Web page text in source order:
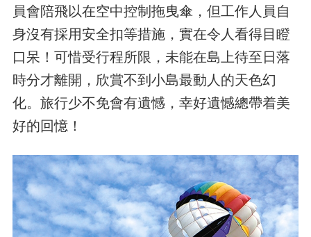
員會陪飛以在空中控制拖曳傘，但工作人員自
身沒有採用安全扣等措施，實在令人看得目瞪
口呆！可惜受行程所限，未能在島上待至日落
時分才離開，欣賞不到小島最動人的天色幻
化。旅行少不免會有遺憾，幸好遺憾總帶着美
好的回憶！